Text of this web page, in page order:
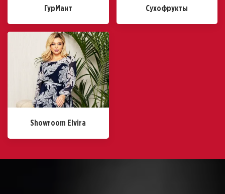
ГурМант Сухофрукты
Showroom Elvira